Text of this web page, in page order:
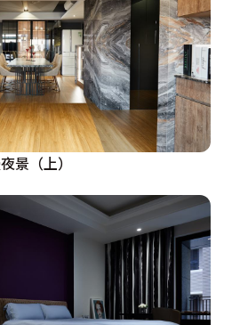
伸至光線與採光條件都較佳之
其豐富性。
讀書區功能獨立出來，除了讓
大的空間也符合目前學業所需
。藉由隔間彈性的設計，創造
空間，或是父母親可以藉由F
間的機會。
房）：將書房改到空間「F」之
為主臥室「H」與書房「F」,與
聯起來的因素，也變得十分密
景（上）